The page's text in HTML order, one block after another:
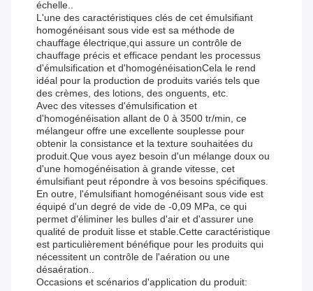
échelle..
L'une des caractéristiques clés de cet émulsifiant
homogénéisant sous vide est sa méthode de
chauffage électrique,qui assure un contrôle de
chauffage précis et efficace pendant les processus
d'émulsification et d'homogénéisationCela le rend
idéal pour la production de produits variés tels que
des crèmes, des lotions, des onguents, etc.
Avec des vitesses d'émulsification et
d'homogénéisation allant de 0 à 3500 tr/min, ce
mélangeur offre une excellente souplesse pour
obtenir la consistance et la texture souhaitées du
produit.Que vous ayez besoin d'un mélange doux ou
d'une homogénéisation à grande vitesse, cet
émulsifiant peut répondre à vos besoins spécifiques.
En outre, l'émulsifiant homogénéisant sous vide est
équipé d'un degré de vide de -0,09 MPa, ce qui
permet d'éliminer les bulles d'air et d'assurer une
qualité de produit lisse et stable.Cette caractéristique
est particulièrement bénéfique pour les produits qui
nécessitent un contrôle de l'aération ou une
désaération..
Occasions et scénarios d'application du produit: